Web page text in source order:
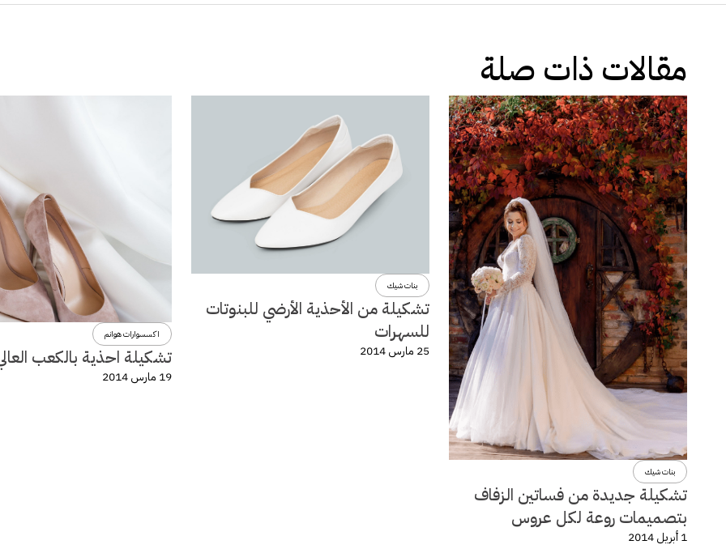
مقالات ذات صلة
بنات شيك
تشكيلة جديدة من فساتين الزفاف
بتصميمات روعة لكل عروس
1 أبريل 2014
بنات شيك
تشكيلة من الأحذية الأرضي للبنوتات
للسهرات
25 مارس 2014
اكسسوارات هوانم
تشكيلة احذية بالكعب
19 مارس 2014